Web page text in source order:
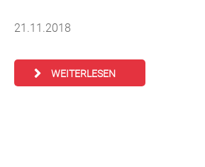
21.11.2018
WEITERLESEN